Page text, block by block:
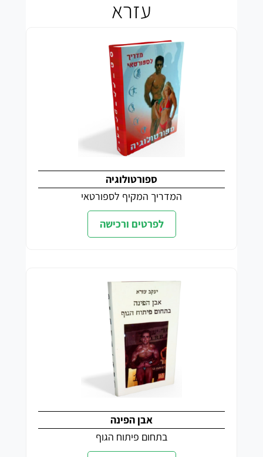
עזרא
ספורטולוגיה
המדריך המקיף לספורטאי
לפרטים ורכישה
אבן הפינה
בתחום פיתוח הגוף